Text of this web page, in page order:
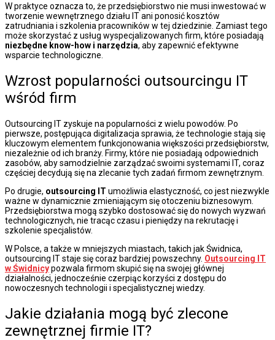
W praktyce oznacza to, że przedsiębiorstwo nie musi inwestować w
tworzenie wewnętrznego działu IT ani ponosić kosztów
zatrudniania i szkolenia pracowników w tej dziedzinie. Zamiast tego
może skorzystać z usług wyspecjalizowanych firm, które posiadają
niezbędne know-how i narzędzia, aby zapewnić efektywne
wsparcie technologiczne.
Wzrost popularności outsourcingu IT
wśród firm
Outsourcing IT zyskuje na popularności z wielu powodów. Po
pierwsze, postępująca digitalizacja sprawia, że technologie stają się
kluczowym elementem funkcjonowania większości przedsiębiorstw,
niezależnie od ich branży. Firmy, które nie posiadają odpowiednich
zasobów, aby samodzielnie zarządzać swoimi systemami IT, coraz
częściej decydują się na zlecanie tych zadań firmom zewnętrznym.
Po drugie, outsourcing IT umożliwia elastyczność, co jest niezwykle
ważne w dynamicznie zmieniającym się otoczeniu biznesowym.
Przedsiębiorstwa mogą szybko dostosować się do nowych wyzwań
technologicznych, nie tracąc czasu i pieniędzy na rekrutację i
szkolenie specjalistów.
W Polsce, a także w mniejszych miastach, takich jak Świdnica,
outsourcing IT staje się coraz bardziej powszechny. Outsourcing IT
w Świdnicypozwala firmom skupić się na swojej głównej
działalności, jednocześnie czerpiąc korzyści z dostępu do
nowoczesnych technologii i specjalistycznej wiedzy.
Jakie działania mogą być zlecone
zewnętrznej firmie IT?